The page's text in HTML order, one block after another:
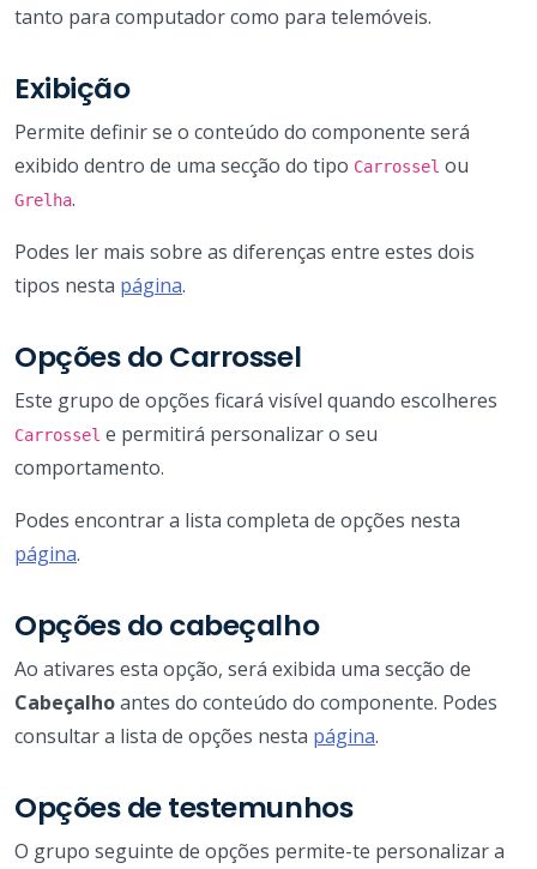
tanto para computador como para telemóveis.
Exibição
Permite definir se o conteúdo do componente será
exibido dentro de uma secção do tipo Carrossel ou
Grelha.
Podes ler mais sobre as diferenças entre estes dois
tipos nesta página.
Opções do Carrossel
Este grupo de opções ficará visível quando escolheres
Carrossel e permitirá personalizar o seu
comportamento.
Podes encontrar a lista completa de opções nesta
página.
Opções do cabeçalho
Ao ativares esta opção, será exibida uma secção de
Cabeçalhoantes do conteúdo do componente. Podes
consultar a lista de opções nesta página.
Opções de testemunhos
O grupo seguinte de opções permite-te personalizar a